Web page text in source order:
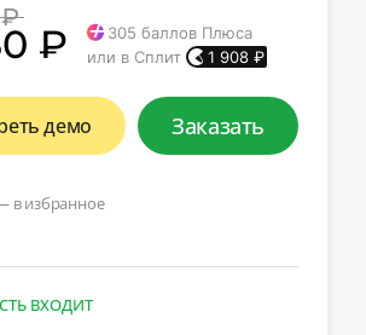
₽ 305 баллов Плюса
или в Сплит
1 908 ₽
демо Заказать
в избранное
ВХОДИТ